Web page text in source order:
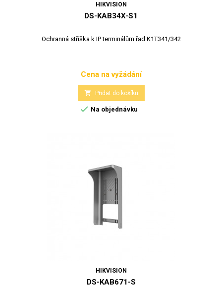
HIKVISION
DS-KAB34X-S1
Ochranná stříška k IP terminálům řad K1T341/342
Cena
Cena na vyžádání
 Přidat do košíku
 Na objednávku
HIKVISION
DS-KAB671-S